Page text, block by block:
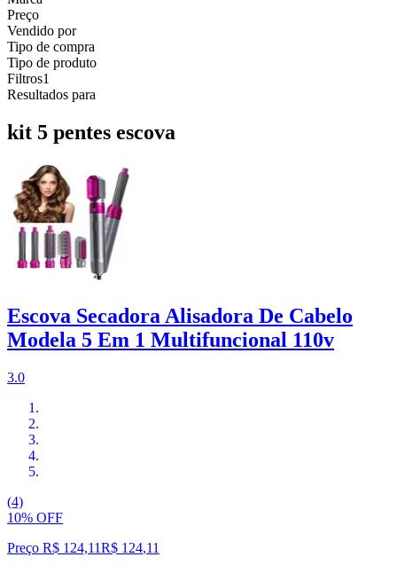
Preço
Vendido por
Tipo de compra
Tipo de produto
Filtros1
Resultados para
kit 5 pentes escova
Escova Secadora Alisadora De Cabelo
Modela 5 Em 1 Multifuncional 110v
3.0
(4)
10% OFF
Preço R$ 124,11R$ 124,11